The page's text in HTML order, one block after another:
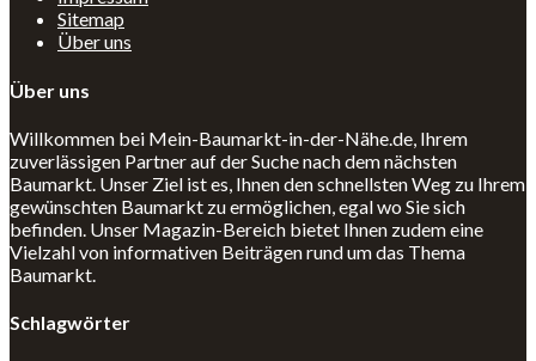
Sitemap
Über uns
Über uns
Willkommen bei Mein-Baumarkt-in-der-Nähe.de, Ihrem
zuverlässigen Partner auf der Suche nach dem nächsten
Baumarkt. Unser Ziel ist es, Ihnen den schnellsten Weg zu Ihrem
gewünschten Baumarkt zu ermöglichen, egal wo Sie sich
befinden. Unser Magazin-Bereich bietet Ihnen zudem eine
Vielzahl von informativen Beiträgen rund um das Thema
Baumarkt.
Schlagwörter